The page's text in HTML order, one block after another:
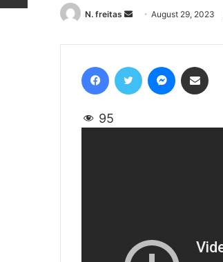
N. freitas
Send
email
August 29, 2023
95